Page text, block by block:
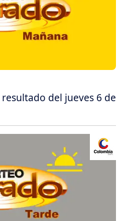
del jueves 6 de